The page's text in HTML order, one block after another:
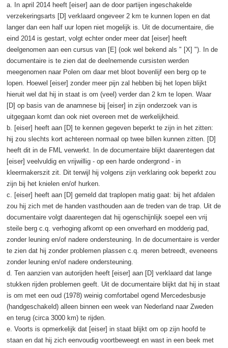
a. In april 2014 heeft [eiser] aan de door partijen ingeschakelde
verzekeringsarts [D] verklaard ongeveer 2 km te kunnen lopen en dat
langer dan een half uur lopen niet mogelijk is. Uit de documentaire, die
eind 2014 is gestart, volgt echter onder meer dat [eiser] heeft
deelgenomen aan een cursus van [E] (ook wel bekend als " [X] "). In de
documentaire is te zien dat de deelnemende cursisten werden
meegenomen naar Polen om daar met bloot bovenlijf een berg op te
lopen. Hoewel [eiser] zonder meer pijn zal hebben bij het lopen blijkt
hieruit wel dat hij in staat is om (veel) verder dan 2 km te lopen. Waar
[D] op basis van de anamnese bij [eiser] in zijn onderzoek van is
uitgegaan komt dan ook niet overeen met de werkelijkheid.
b. [eiser] heeft aan [D] te kennen gegeven beperkt te zijn in het zitten:
hij zou slechts kort achtereen normaal op twee billen kunnen zitten. [D]
heeft dit in de FML verwerkt. In de documentaire blijkt daarentegen dat
[eiser] veelvuldig en vrijwillig - op een harde ondergrond - in
kleermakerszit zit. Dit terwijl hij volgens zijn verklaring ook beperkt zou
zijn bij het knielen en/of hurken.
c. [eiser] heeft aan [D] gemeld dat traplopen matig gaat: bij het afdalen
zou hij zich met de handen vasthouden aan de treden van de trap. Uit de
documentaire volgt daarentegen dat hij ogenschijnlijk soepel een vrij
steile berg c.q. verhoging afkomt op een onverhard en modderig pad,
zonder leuning en/of nadere ondersteuning. In de documentaire is verder
te zien dat hij zonder problemen plassen c.q. meren betreedt, eveneens
zonder leuning en/of nadere ondersteuning.
d. Ten aanzien van autorijden heeft [eiser] aan [D] verklaard dat lange
stukken rijden problemen geeft. Uit de documentaire blijkt dat hij in staat
is om met een oud (1978) weinig comfortabel ogend Mercedesbusje
(handgeschakeld) alleen binnen een week van Nederland naar Zweden
en terug (circa 3000 km) te rijden.
e. Voorts is opmerkelijk dat [eiser] in staat blijkt om op zijn hoofd te
staan en dat hij zich eenvoudig voortbeweegt en wast in een beek met